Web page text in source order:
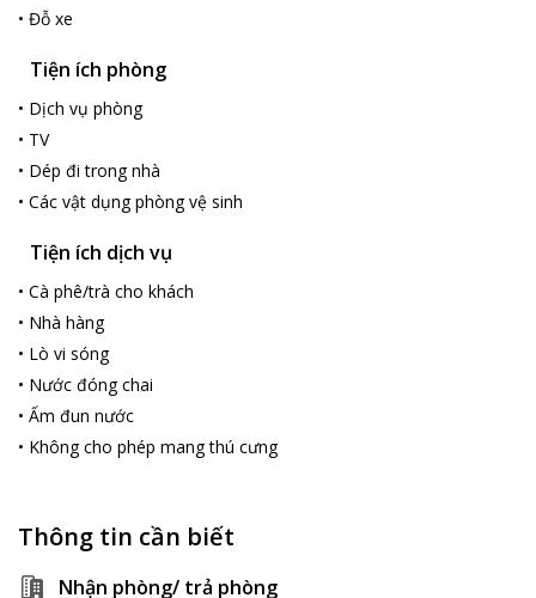
• Đỗ xe
Tiện ích phòng
• Dịch vụ phòng
• TV
• Dép đi trong nhà
• Các vật dụng phòng vệ sinh
Tiện ích dịch vụ
• Cà phê/trà cho khách
• Nhà hàng
• Lò vi sóng
• Nước đóng chai
• Ấm đun nước
• Không cho phép mang thú cưng
Thông tin cần biết
Nhận phòng/ trả phòng